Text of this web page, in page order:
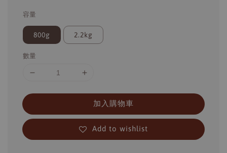
容量
800g 2.2kg
數量
加入購物車
Add to wishlist